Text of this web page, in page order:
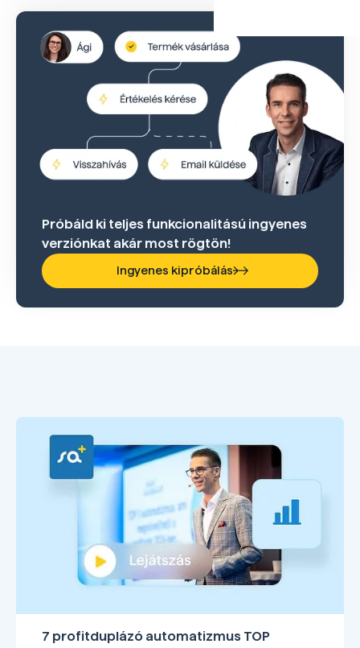
Próbáld ki teljes funkcionalitású ingyenes
verziónkat akár most rögtön!
Ingyenes kipróbálás
7 profitduplázó automatizmus TOP